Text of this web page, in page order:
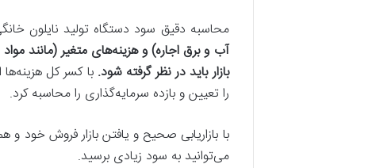
محاسبه دقیق سود دستگاه تولید نایلون
آب و برق اجاره) و هزینه‌های متغیر (مانند
بازار باید در نظر گرفته شود. با کسر کل
را تعیین و بازده سرمایه‌گذاری را محاسبه کرد.
با بازاریابی صحیح و یافتن بازار فروش خود
می‌توانید به سود زیادی برسید.